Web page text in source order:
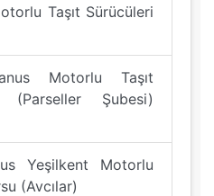
Taşıt Sürücüleri
Motorlu Taşıt
(Parseller Şubesi)
Yeşilkent Motorlu
(Avcılar)